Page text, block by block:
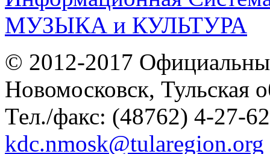
© 2012-2017
Новомосковск, Тульская
Тел./факс: (48762) 4-27-
kdc.nmosk@tularegion.org